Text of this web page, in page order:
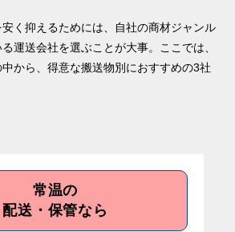
く抑えるためには、自社の商材ジャンル
運送会社を選ぶことが大事。ここでは、
から、得意な搬送物別におすすめの3社
常温の
配送・保管なら